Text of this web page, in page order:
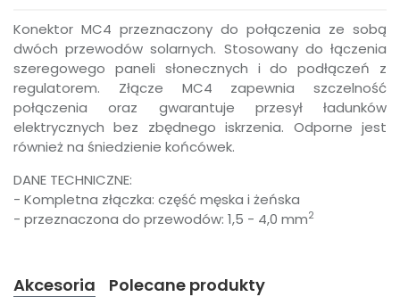
Konektor MC4 przeznaczony do połączenia ze sobą
dwóch przewodów solarnych. Stosowany do łączenia
szeregowego paneli słonecznych i do podłączeń z
regulatorem. Złącze MC4 zapewnia szczelność
połączenia oraz gwarantuje przesył ładunków
elektrycznych bez zbędnego iskrzenia. Odporne jest
również na śniedzienie końcówek.
DANE TECHNICZNE:
- Kompletna złączka: część męska i żeńska
- przeznaczona do przewodów: 1,5 - 4,0 mm2
Akcesoria Polecane produkty